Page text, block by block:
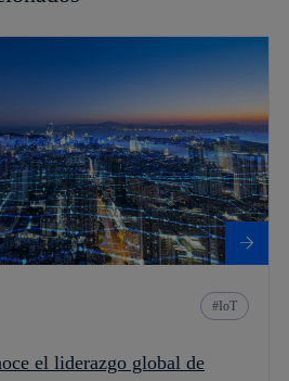
IoT
el liderazgo global de